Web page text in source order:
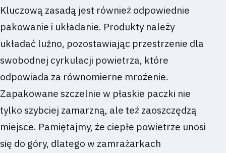
Kluczową zasadą jest również odpowiednie
pakowanie i układanie. Produkty należy
układać luźno, pozostawiając przestrzenie dla
swobodnej cyrkulacji powietrza, które
odpowiada za równomierne mrożenie.
Zapakowane szczelnie w płaskie paczki nie
tylko szybciej zamarzną, ale też zaoszczędzą
miejsce. Pamiętajmy, że ciepłe powietrze unosi
się do góry, dlatego w zamrażarkach